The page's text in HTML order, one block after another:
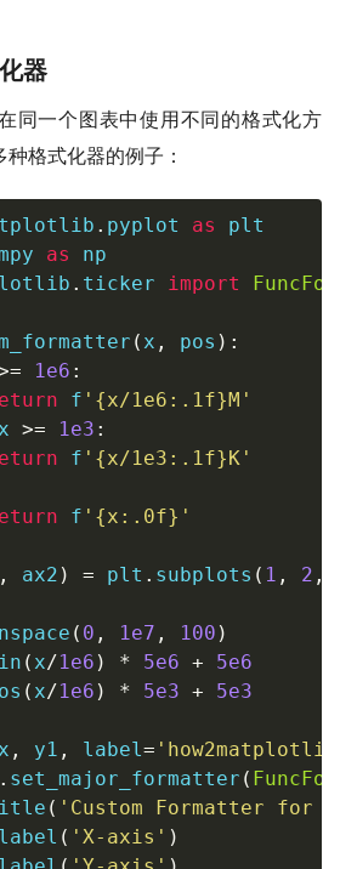
器
同一个图表中使用不同的格式化方
格式化器的例子：
. pyplot as
as
. ticker import
( x , pos ) :
1e6 :
f ' {x/1e6 : .1f}M'
>= 1e3 :
f ' {x/1e3 : .1f}K'
f ' {x : .0f} '
, ax2 ) = plt . subplots ( 1 , 2 ,
( 0 , 1e7 , 100 )
( x/1e6 ) * 5e6 +
5e6
( x/1e6 ) * 5e3 + 5e3
x , y1 , label=
. set_major_formatter (
( 'Custom Formatter for
( 'X-axis' )